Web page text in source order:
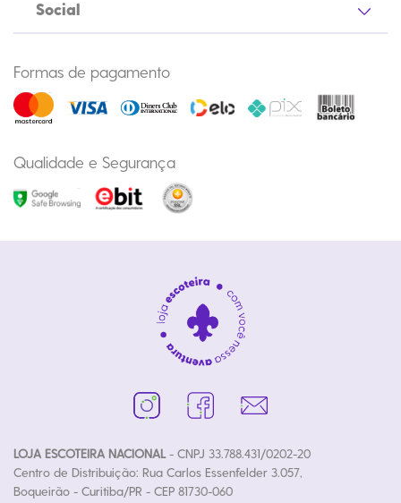
Social
Formas de pagamento
Qualidade e Segurança
LOJA ESCOTEIRA NACIONAL- CNPJ 33.788.431/0202-20
Centro de Distribuição: Rua Carlos Essenfelder 3.057,
Boqueirão - Curitiba/PR - CEP 81730-060